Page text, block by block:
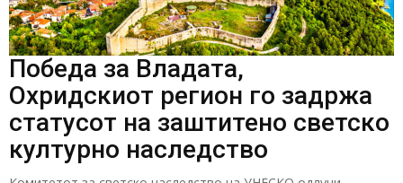
Победа за Владата,
Охридскиот регион го задржа
статусот на заштитено светско
културно наследство